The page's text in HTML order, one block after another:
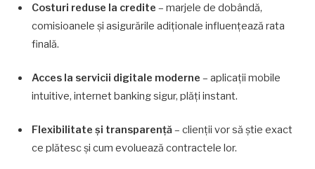
Costuri reduse la credite – marjele de dobândă,
comisioanele și asigurările adiționale influențează rata
finală.
Acces la servicii digitale moderne – aplicații mobile
intuitive, internet banking sigur, plăți instant.
Flexibilitate și transparență– clienții vor să știe exact
ce plătesc și cum evoluează contractele lor.